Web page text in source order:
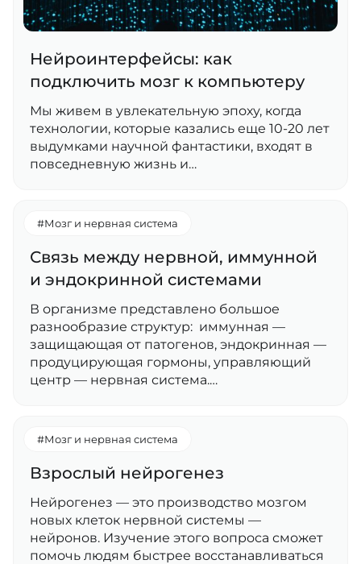
Нейроинтерфейсы: как
подключить мозг к компьютеру
Мы живем в увлекательную эпоху, когда
технологии, которые казались еще 10-20 лет
выдумками научной фантастики, входят в
повседневную жизнь и…
#Мозг и нервная система
Связь между нервной, иммунной
и эндокринной системами
В организме представлено большое
разнообразие структур: иммунная —
защищающая от патогенов, эндокринная —
продуцирующая гормоны, управляющий
центр — нервная система.…
#Мозг и нервная система
Взрослый нейрогенез
Нейрогенез — это производство мозгом
новых клеток нервной системы —
нейронов. Изучение этого вопроса сможет
помочь людям быстрее восстанавливаться